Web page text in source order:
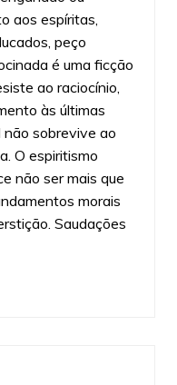
aos espíritas,
peço
é uma ficção
ao raciocínio,
às últimas
não sobrevive ao
O espiritismo
não ser mais que
morais
Saudações